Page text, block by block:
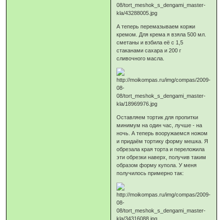
А теперь перемазываем коржи
кремом. Для крема я взяла 500 мл.
сметаны и взбила её с 1,5
стаканами сахара и 200 г
сливочного масла.
Оставляем тортик для пропитки
минимум на один час, лучше - на
ночь. А теперь вооружаемся ножом
и придаём тортику форму мешка. Я
обрезала края торта и переложила
эти обрезки наверх, получив таким
образом форму купола. У меня
получилось примерно так: